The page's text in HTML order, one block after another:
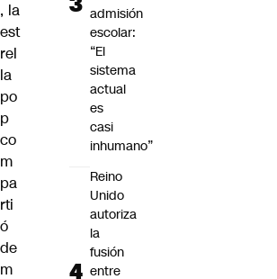
, la
est
rel
la
po
p
co
m
pa
rti
ó
de
m
admisión
escolar:
“El
sistema
actual
es
casi
inhumano”
Reino
Unido
autoriza
la
fusión
entre